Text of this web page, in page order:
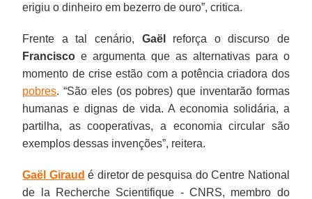
erigiu o dinheiro em bezerro de ouro”, critica.
Frente a tal cenário, Gaël
reforça o discurso de
Francisco e argumenta que as alternativas para o
momento de crise estão com a potência criadora dos
pobres. “São eles (os pobres) que inventarão formas
humanas e dignas de vida. A economia solidária, a
partilha, as cooperativas, a economia circular são
exemplos dessas invenções”, reitera.
Gaël Giraud é diretor de pesquisa do Centre National
de la Recherche Scientifique - CNRS, membro do